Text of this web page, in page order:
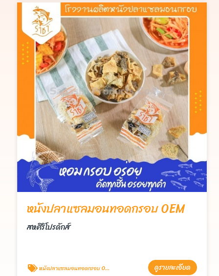
หนังปลาแซลมอนทอดกรอบ OEM
สหศิริโปรดักส์
หนังปลาแซลมอนทอดกรอบ OEM ดูรายละเอียด